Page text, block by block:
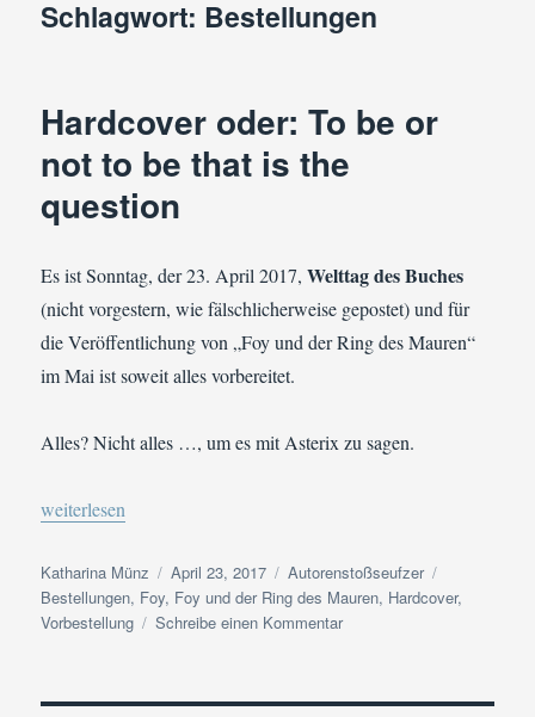
Schlagwort: Bestellungen
Hardcover oder: To be or
not to be that is the
question
Es ist Sonntag, der 23. April 2017,Welttag des Buches
(nicht vorgestern, wie fälschlicherweise gepostet) und für
die Veröffentlichung von „Foy und der Ring des Mauren“
im Mai ist soweit alles vorbereitet.
Alles? Nicht alles …, um es mit Asterix zu sagen.
„Hardcover oder: To be or not to be that is the question“
weiterlesen
Autor
Katharina Münz
Veröffentlicht
am
April 23, 2017 Kategorien
Autorenstoßseufzer
Bestellungen, Foy, Foy und der Ring des Mauren, Hardcover,
Vorbestellung
Schreibe einen Kommentarzu
To